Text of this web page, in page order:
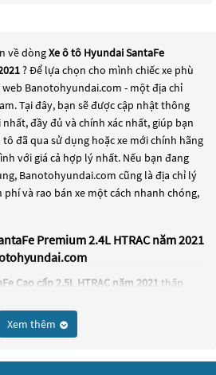
về dòngXe ô tô Hyundai SantaFe
? Để lựa chọn cho mình chiếc xe phù
Banotohyundai.com - một địa chỉ
Tại đây, bạn sẽ được cập nhật thông
nhất, đầy đủ và chính xác nhất, giúp bạn
đã qua sử dụng hoặc xe mới chính hãng
với giá cả hợp lý nhất. Nếu bạn đang
Banotohyundai.com cũng là địa chỉ lý
và rao bán xe một cách nhanh chóng,
Premium 2.4L HTRAC năm 2021
Cao cấp 2.5L HTRAC năm 2021 thấp
Cao cấp 2.2L HTRAC năm 2021
Xem thêm